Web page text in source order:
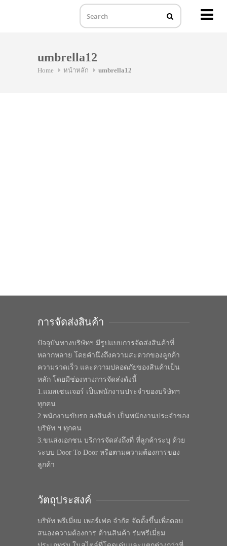
umbrella12
Home หน้าหลัก umbrella12
การจัดส่งสินค้า
ปัจจุบันทางบริษัทฯ มีรูปแบบการจัดส่งสินค้าที่
หลากหลาย โดยคำนึงถึงความสะดวกของลูกค้า
ความรวดเร็ว และความปลอดภัยของสินค้าเป็น
หลัก โดยมีช่องทางการจัดส่งดังนี้
1.แมสเซนเจอร์ เป็นพนักงานประจำของบริษัทฯ
ทุกคน
2.พนักงานขับรถ ส่งสินค้า เป็นพนักงานประจำของ
บริษัท ฯ ทุกคน
3.ขนส่งเอกชน บริการจัดส่งถึงที่ ที่ลูกค้าระบุ ด้วย
ระบบ Door To Door หรือตามความต้องการของ
ลูกค้า
วัตถุประสงค์
บริษัท พรีเมี่ยม เพอร์เฟค จำกัด จัดตั้งขึ้นเพื่อตอบ
สนองความต้องการ ด้านสินค้า ร่มพรีเมี่ยม